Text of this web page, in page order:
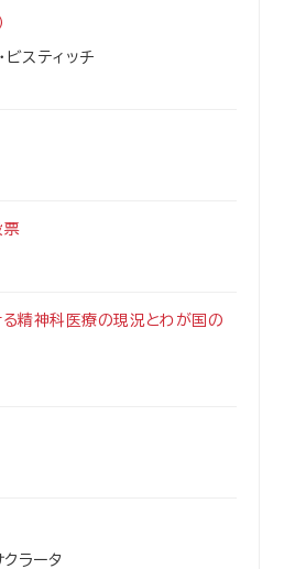
ビスティッチ
票
る精神科医療の現況とわが国の
ラータ